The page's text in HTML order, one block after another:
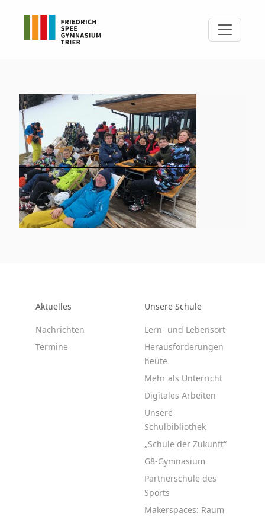
Aktuelles
Nachrichten
Termine
Unsere Schule
Lern- und Lebensort
Herausforderungen
heute
Mehr als Unterricht
Digitales Arbeiten
Unsere
Schulbibliothek
„Schule der Zukunft“
G8-Gymnasium
Partnerschule des
Sports
Makerspaces: Raum